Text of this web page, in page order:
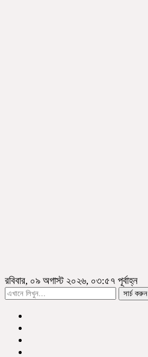
রবিবার, ০৯ অগাস্ট ২০২৬, ০৩:৫৭ পূর্বাহ্ন
সার্চ করুন